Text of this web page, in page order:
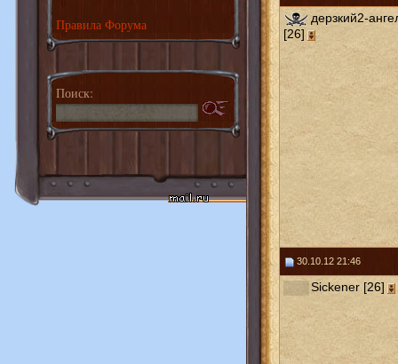
Правила Форума
Поиск:
дерзкий2-
[26]
30.10.12 21:46
Sickener [26]